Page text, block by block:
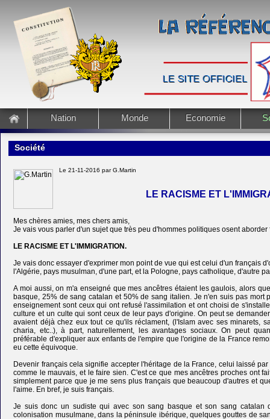
Nation Monde Economie
Société
Le 21-11-2016 par G.Martin
LE RACISME ET
Mes chères amies, mes chers amis,
Je vais vous parler d'un sujet que très peu d'hommes politiques osent aborder
LE RACISME ET L'IMMIGRATION.
Je vais donc essayer d'exprimer mon point de vue qui est celui d'un français
l'Algérie, pays musulman, d'une part, et la Pologne, pays catholique, d'autre
A moi aussi, on m'a enseigné que mes ancêtres étaient les gaulois, alors
basque, 25% de sang catalan et 50% de sang italien. Je n'en suis pas mort
enseignement sont ceux qui ont refusé l'assimilation et ont choisi de
culture et un culte qui sont ceux de leur pays d'origine. On peut se
avaient déjà chez eux tout ce qu'ils réclament, (l'Islam avec ses minarets,
charia, etc..), à part, naturellement, les avantages sociaux. On peut
préférable d'expliquer aux enfants de l'empire que l'origine de la France
eu cette équivoque.
Devenir français cela signifie accepter l'héritage de la France, celui laissé
comme le mauvais, et le faire sien. C'est ce que mes ancêtres proches ont
simplement parce que je me sens plus français que beaucoup d'autres et
l'aime. En bref, je suis français.
Je suis donc un sudiste qui avec son sang basque et son sang catalan
colonisation musulmane, dans la péninsule ibérique, quelques gouttes de